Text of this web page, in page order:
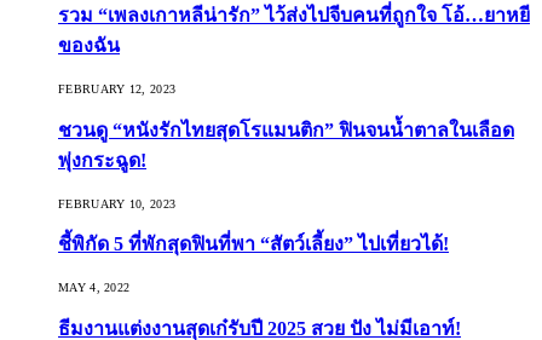
รวม “เพลงเกาหลีน่ารัก” ไว้ส่งไปจีบคนที่ถูกใจ โอ้…ยาหยี
ของฉัน
FEBRUARY 12, 2023
ชวนดู “หนังรักไทยสุดโรแมนติก” ฟินจนน้ำตาลในเลือด
พุ่งกระฉูด!
FEBRUARY 10, 2023
ชี้พิกัด 5 ที่พักสุดฟินที่พา “สัตว์เลี้ยง” ไปเที่ยวได้!
MAY 4, 2022
ธีมงานแต่งงานสุดเก๋รับปี 2025 สวย ปัง ไม่มีเอาท์!